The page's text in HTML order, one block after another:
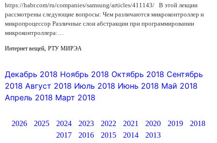
https://habr.com/ru/companies/samsung/articles/411143/ В этой лекции
рассмотрены следующие вопросы: Чем различаются микроконтроллер и
микропроцессор Различные слои абстракции при программировании
микроконтроллера:…
Интернет вещей, РТУ МИРЭА
Декабрь 2018 Ноябрь 2018 Октябрь 2018 Сентябрь
2018 Август 2018 Июль 2018 Июнь 2018 Май 2018
Апрель 2018 Март 2018
2026 2025 2024 2023 2022 2021 2020 2019
2018
2017
2016 2015 2014 2013